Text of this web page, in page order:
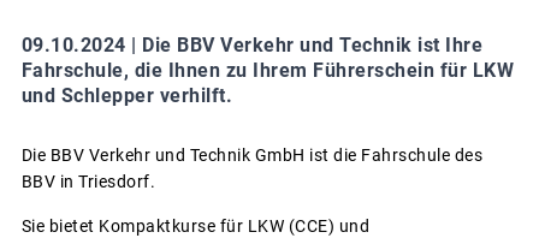
09.10.2024 | Die BBV Verkehr und Technik ist Ihre
Fahrschule, die Ihnen zu Ihrem Führerschein für LKW
und Schlepper verhilft.
Die BBV Verkehr und Technik GmbH ist die Fahrschule des
BBV in Triesdorf.
Sie bietet Kompaktkurse für LKW (CCE) und